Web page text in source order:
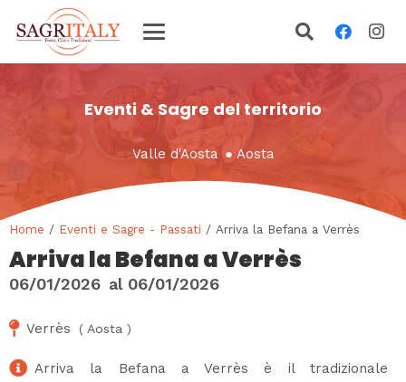
Eventi & Sagre del territorio
Valle d'Aosta ● Aosta
Home / Eventi e Sagre - Passati / Arriva la Befana a Verrès
Arriva la Befana a Verrès
06/01/2026 al 06/01/2026
Verrès ( Aosta )
Arriva la Befana a Verrès è il tradizionale